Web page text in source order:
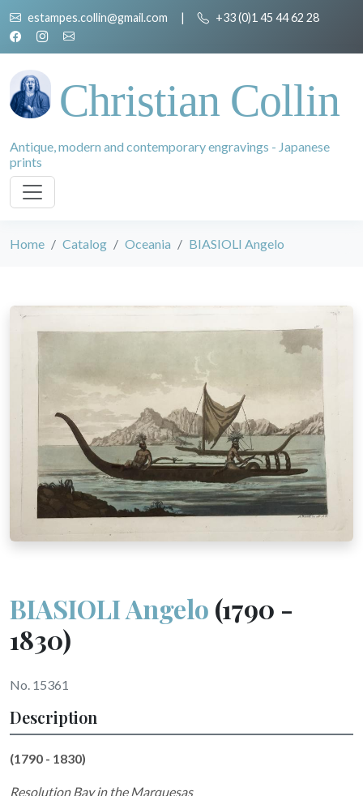
estampes.collin@gmail.com | +33 (0)1 45 44 62 28
Christian Collin
Antique, modern and contemporary engravings - Japanese
prints
Home Catalog Oceania BIASIOLI Angelo
BIASIOLI Angelo (1790 -
1830)
No. 15361
Description
(1790 - 1830)
Resolution Bay in the Marquesas